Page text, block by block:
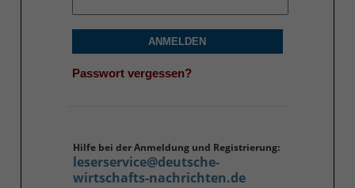
ANMELDEN
Passwort vergessen?
Hilfe bei der Anmeldung und Registrierung:
leserservice@deutsche-
wirtschafts-nachrichten.de